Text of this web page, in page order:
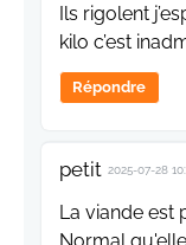
Ils rigolent
kilo c’est
Répondre
petit 2025-07-28
La viande est